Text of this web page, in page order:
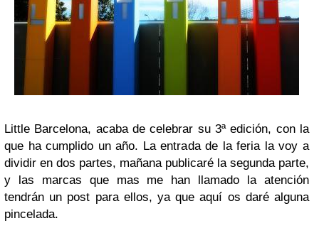
Little Barcelona, acaba de celebrar su 3ª edición, con la
que ha cumplido un año. La entrada de la feria la voy a
dividir en dos partes, mañana publicaré la segunda parte,
y las marcas que mas me han llamado la atención
tendrán un post para ellos, ya que aquí os daré alguna
pincelada.